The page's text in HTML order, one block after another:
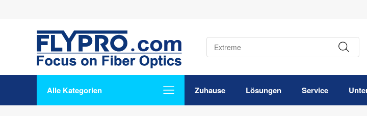
Alle Kategorien Zuhause Lösungen Service